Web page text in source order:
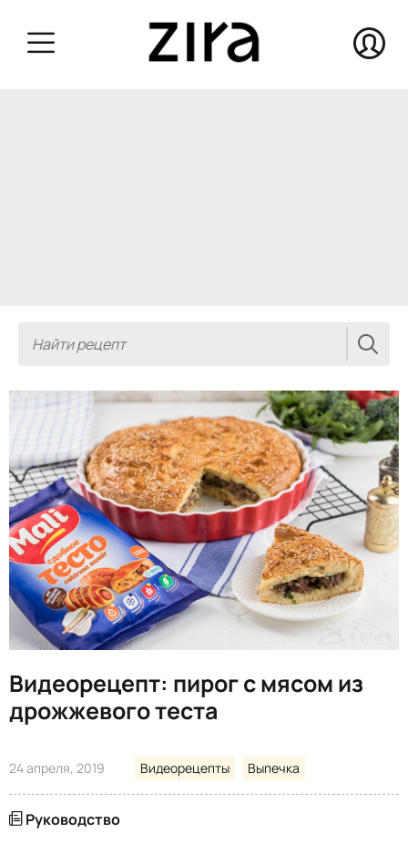
Видеорецепт: пирог с мясом из
дрожжевого теста
24 апреля, 2019 Видеорецепты Выпечка
Руководство